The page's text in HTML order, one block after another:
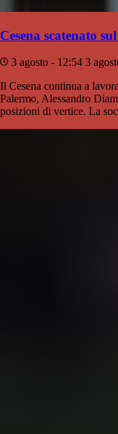
Cesena scatenato
3 agosto - 12:54 3
Il Cesena continua a
Palermo, Alessandro
posizioni di vertice. La